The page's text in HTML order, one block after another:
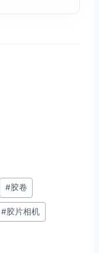
#胶卷
#胶片相机